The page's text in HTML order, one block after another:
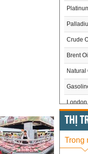
Crude
Brent
Natural
London
US
US
THỊ
Trong